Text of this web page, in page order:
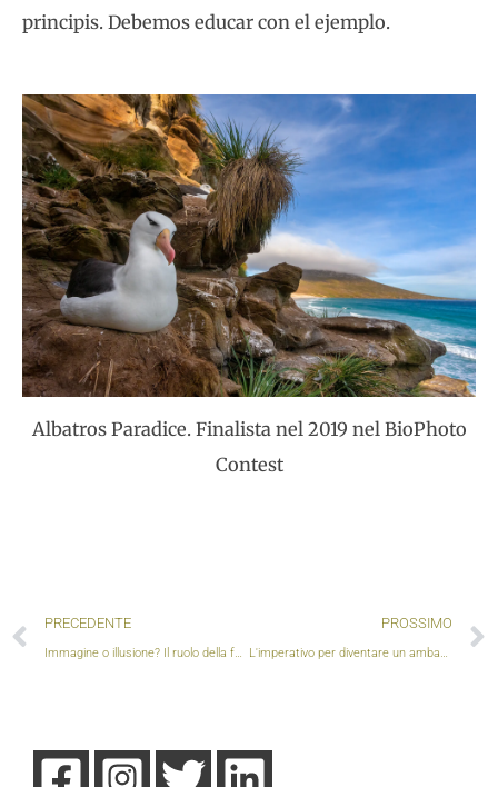
principis. Debemos educar con el ejemplo.
Albatros Paradice. Finalista nel 2019 nel BioPhoto
Contest
Precedente
PRECEDENTE PROSSIMO